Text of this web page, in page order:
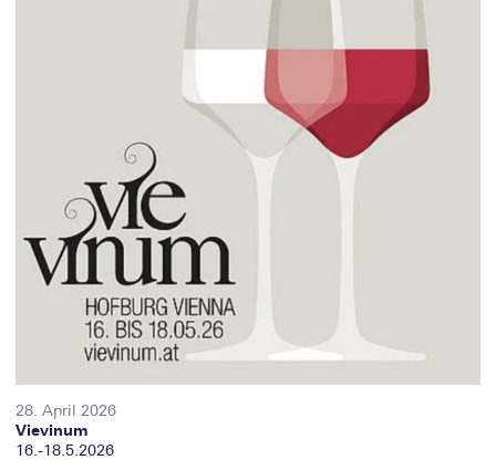
28. April 2026
Vievinum
16.-18.5.2026